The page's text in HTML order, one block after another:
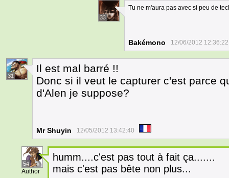
33
Tu ne m'aura pas avec si peu de
Bakémono 12/06/2012 12:36:22
31
Il est mal barré !!
Donc si il veut le capturer c'est parce
d'Alen je suppose?
Mr Shuyin 12/05/2012 13:42:40
54
Author
humm....c'est pas tout à fait ça.......
mais c'est pas bête non plus...